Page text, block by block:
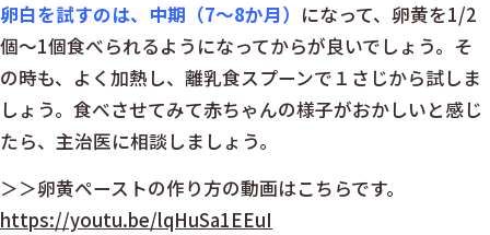
卵白を試すのは、中期（7～8か月） になって、卵黄を1/2
個～1個食べられるようになってからが良いでしょう。そ
の時も、よく加熱し、離乳食スプーンで１さじから試しま
しょう。食べさせてみて赤ちゃんの様子がおかしいと感じ
たら、主治医に相談しましょう。
＞＞卵黄ペーストの作り方の動画はこちらです。
https://youtu.be/lqHuSa1EEuI